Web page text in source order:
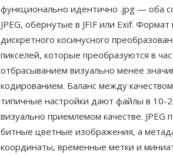
функционально идентично .jpg — оба
JPEG, обёрнутые в JFIF или Exif.
дискретного косинусного
пикселей, которые преобразуются в
отбрасыванием визуально менее
кодированием. Баланс между
типичные настройки дают файлы в 10-
визуально приемлемом качестве.
битные цветные изображения, а
координаты, временные метки и